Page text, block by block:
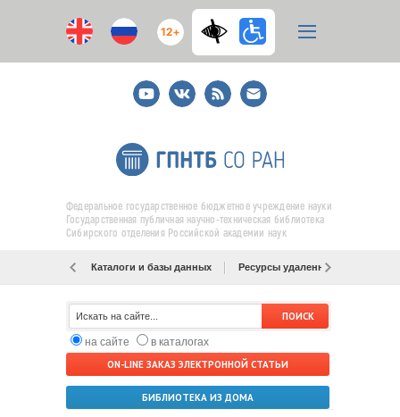
12+
YoutubeВКонтакте
RSS
E-
mail
подписка
Федеральное государственное бюджетное учреждение науки
Государственная публичная научно-техническая библиотека
Сибирского отделения Российской академии наук
Каталоги и базы данных Ресурсы удаленного доступа
на сайте
в каталогах
ON-LINE ЗАКАЗ ЭЛЕКТРОННОЙ СТАТЬИ
БИБЛИОТЕКА ИЗ ДОМА